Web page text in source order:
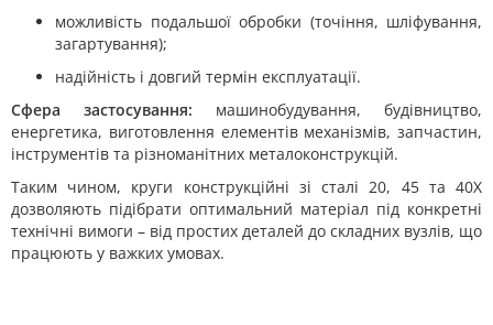
можливість подальшої обробки (точіння, шліфування,
загартування);
надійність і довгий термін експлуатації.
Сфера застосування: машинобудування, будівництво,
енергетика, виготовлення елементів механізмів, запчастин,
інструментів та різноманітних металоконструкцій.
Таким чином, круги конструкційні зі сталі 20, 45 та 40Х
дозволяють підібрати оптимальний матеріал під конкретні
технічні вимоги – від простих деталей до складних вузлів, що
працюють у важких умовах.